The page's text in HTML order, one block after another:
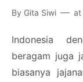
By Gita Siwi at
Indonesia
beragam juga
biasanya